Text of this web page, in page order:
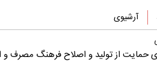
آرشیوی
حمایت از تولید و اصلاح فرهنگ مصرف و